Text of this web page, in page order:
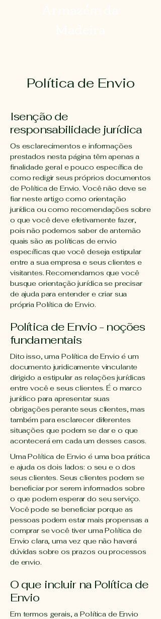
Política de Envio
Isenção de
responsabilidade jurídica
Os esclarecimentos e informações
prestados nesta página têm apenas a
finalidade geral e pouco específica de
como redigir seus próprios documentos
de Política de Envio. Você não deve se
fiar neste artigo como orientação
jurídica ou como recomendações sobre
o que você deve efetivamente fazer,
pois não podemos saber de antemão
quais são as políticas de envio
específicas que você deseja estipular
entre a sua empresa e seus clientes e
visitantes. Recomendamos que você
busque orientação jurídica se precisar
de ajuda para entender e criar sua
própria Política de Envio.
Política de Envio - noções
fundamentais
Dito isso, uma Política de Envio é um
documento juridicamente vinculante
dirigido a estipular as relações jurídicas
entre você e seus clientes. É o marco
jurídico para apresentar suas
obrigações perante seus clientes, mas
também para esclarecer diferentes
situações que podem se dar e o que
acontecerá em cada um desses casos.
Uma Política de Envio é uma boa prática
e ajuda os dois lados: o seu e o dos
seus clientes. Seus clientes podem se
beneficiar por serem informados sobre
o que podem esperar do seu serviço.
Você pode se beneficiar porque as
pessoas podem estar mais propensas a
comprar se você tiver uma Política de
Envio clara, uma vez que não haverá
dúvidas sobre os prazos ou processos
de envio.
O que incluir na Política de
Envio
Em termos gerais, a Política de Envio